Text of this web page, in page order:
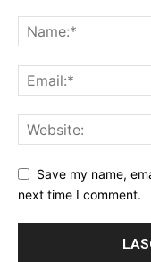
Save my name,
next time I comment.